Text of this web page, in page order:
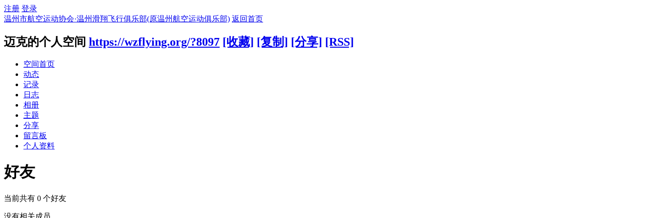
注册 登录
温州市航空运动协会·温州滑翔飞行俱乐部(原温州航空运动俱乐部) 返回首页
迈克的个人空间 https://wzflying.org/?8097 [收藏] [复制] [分享] [RSS]
空间首页
动态
记录
日志
相册
主题
分享
留言板
个人资料
好友
当前共有 0 个好友
没有相关成员